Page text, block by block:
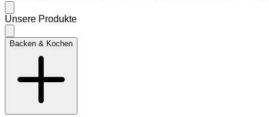
Unsere Produkte
Backen & Kochen